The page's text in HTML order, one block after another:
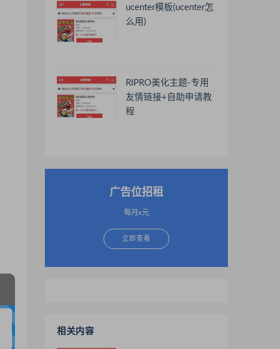
ucenter模板(ucenter怎
么用)
RIPRO美化主题-专用
友情链接+自助申请教
程
广告位招租
每月x元
立即查看
相关内容